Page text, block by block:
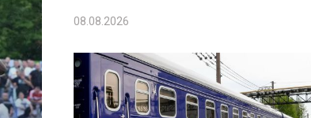
08.08.2026